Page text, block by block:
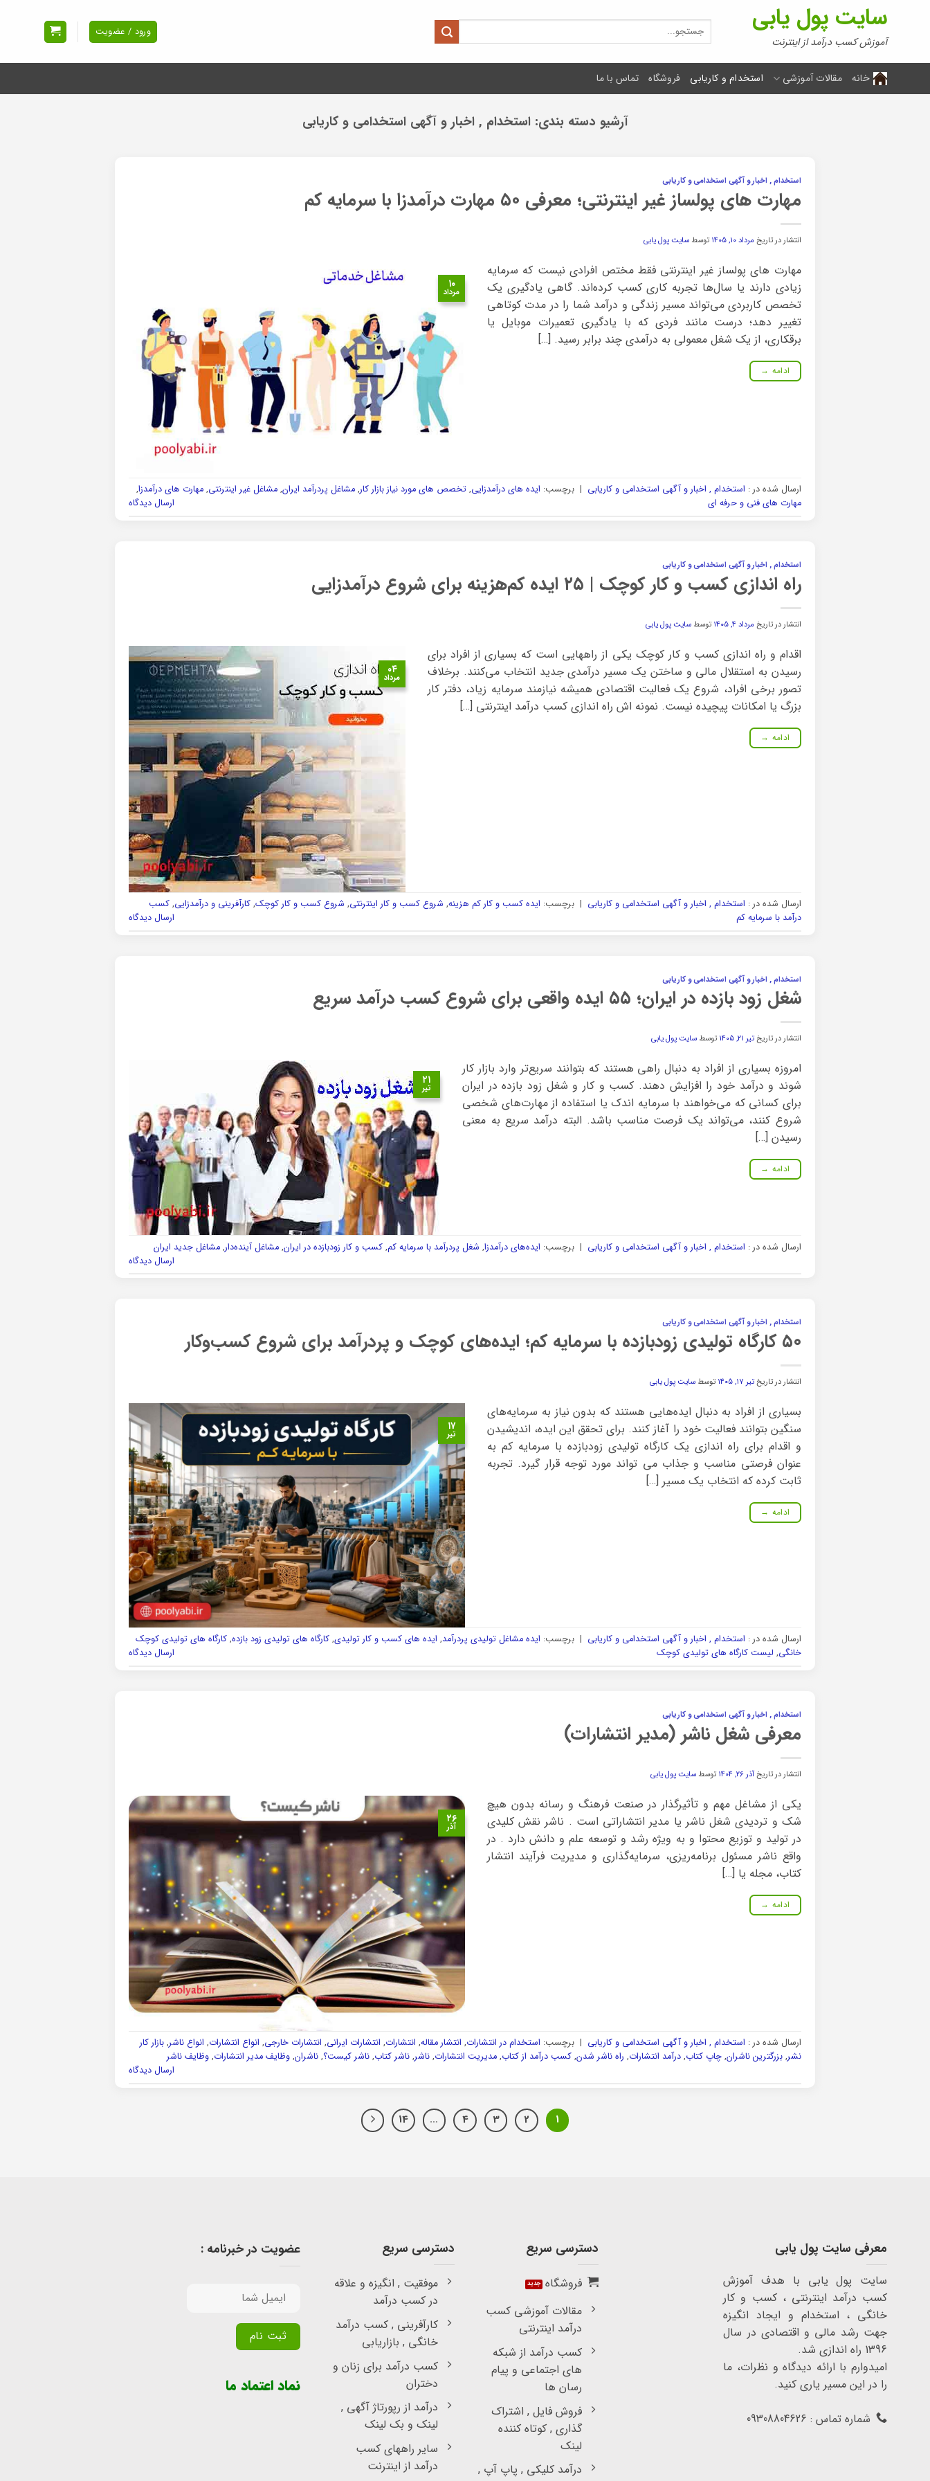
سایت پول یابی
آموزش کسب درآمد از اینترنت
جستجو
برای:
ورود / عضویت
خانه مقالات آموزشی استخدام و کاریابی فروشگاه تماس با ما
آرشیو دسته بندی: استخدام , اخبار و آگهی استخدامی و کاریابی
استخدام , اخبار و آگهی استخدامی و کاریابی
مهارت های پولساز غیر اینترنتی؛ معرفی ۵۰ مهارت درآمدزا با سرمایه کم
انتشار در تاریخ مرداد ۱۰, ۱۴۰۵ توسطسایت پول یابی
۱۰
مرداد
مهارت های پولساز غیر اینترنتی فقط مختص افرادی نیست که سرمایه
زیادی دارند یا سال‌ها تجربه کاری کسب کرده‌اند. گاهی یادگیری یک
تخصص کاربردی می‌تواند مسیر زندگی و درآمد شما را در مدت کوتاهی
تغییر دهد؛ درست مانند فردی که با یادگیری تعمیرات موبایل یا
برقکاری، از یک شغل معمولی به درآمدی چند برابر رسید. […]
ادامه →
ارسال شده در : استخدام , اخبار و آگهی استخدامی و کاریابی | برچسب: ایده های درآمدزایی,تخصص های مورد نیاز بازار کار,مشاغل پردرآمد ایران,مشاغل غیر اینترنتی,مهارت های درآمدزا,
مهارت های فنی و حرفه ای
ارسال دیدگاه
استخدام , اخبار و آگهی استخدامی و کاریابی
راه اندازی کسب و کار کوچک | ۲۵ ایده کم‌هزینه برای شروع درآمدزایی
انتشار در تاریخ مرداد ۴, ۱۴۰۵ توسطسایت پول یابی
۰۴
مرداد
اقدام و راه اندازی کسب و کار کوچک یکی از راههایی است که بسیاری از افراد برای
رسیدن به استقلال مالی و ساختن یک مسیر درآمدی جدید انتخاب می‌کنند. برخلاف
تصور برخی افراد، شروع یک فعالیت اقتصادی همیشه نیازمند سرمایه زیاد، دفتر کار
بزرگ یا امکانات پیچیده نیست. نمونه اش راه اندازی کسب درآمد اینترنتی […]
ادامه →
ارسال شده در : استخدام , اخبار و آگهی استخدامی و کاریابی | برچسب: ایده کسب و کار کم هزینه, شروع کسب و کار اینترنتی, شروع کسب و کار کوچک,کارآفرینی و درآمدزایی,کسب
درآمد با سرمایه کم
ارسال دیدگاه
استخدام , اخبار و آگهی استخدامی و کاریابی
شغل زود بازده در ایران؛ ۵۵ ایده واقعی برای شروع کسب درآمد سریع
انتشار در تاریختیر ۲۱, ۱۴۰۵ توسطسایت پول یابی
۲۱
تیر
امروزه بسیاری از افراد به دنبال راهی هستند که بتوانند سریع‌تر وارد بازار کار
شوند و درآمد خود را افزایش دهند. کسب و کار و شغل زود بازده در ایران
برای کسانی که می‌خواهند با سرمایه اندک یا استفاده از مهارت‌های شخصی
شروع کنند، می‌تواند یک فرصت مناسب باشد. البته درآمد سریع به معنی
رسیدن […]
ادامه →
ارسال شده در : استخدام , اخبار و آگهی استخدامی و کاریابی | برچسب: ایده‌های درآمدزا, شغل پردرآمد با سرمایه کم,کسب و کار زودبازده در ایران,مشاغل آینده‌دار,مشاغل جدید ایران
ارسال دیدگاه
استخدام , اخبار و آگهی استخدامی و کاریابی
۵۰ کارگاه تولیدی زودبازده با سرمایه کم؛ ایده‌های کوچک و پردرآمد برای شروع کسب‌وکار
انتشار در تاریختیر ۱۷, ۱۴۰۵ توسطسایت پول یابی
۱۷
تیر
بسیاری از افراد به دنبال ایده‌هایی هستند که بدون نیاز به سرمایه‌های
سنگین بتوانند فعالیت خود را آغاز کنند. برای تحقق این ایده، اندیشیدن
و اقدام برای راه اندازی یک کارگاه تولیدی زودبازده با سرمایه کم به
عنوان فرصتی مناسب و جذاب می تواند مورد توجه قرار گیرد. تجربه
ثابت کرده که انتخاب یک مسیر […]
ادامه →
ارسال شده در : استخدام , اخبار و آگهی استخدامی و کاریابی | برچسب: ایده مشاغل تولیدی پردرآمد, ایده های کسب و کار تولیدی,کارگاه های تولیدی زود بازده,کارگاه های تولیدی کوچک
خانگی, لیست کارگاه های تولیدی کوچک ارسال دیدگاه
استخدام , اخبار و آگهی استخدامی و کاریابی
معرفی شغل ناشر (مدیر انتشارات)
انتشار در تاریخآذر ۲۶, ۱۴۰۴ توسطسایت پول یابی
۲۶
آذر
یکی از مشاغل مهم و تأثیرگذار در صنعت فرهنگ و رسانه بدون هیچ
شک و تردیدی شغل ناشر یا مدیر انتشاراتی است . ناشر نقش کلیدی
در تولید و توزیع محتوا و به ویژه رشد و توسعه علم و دانش دارد . در
واقع ناشر مسئول برنامه‌ریزی، سرمایه‌گذاری و مدیریت فرآیند انتشار
کتاب، مجله یا […]
ادامه →
ارسال شده در : استخدام , اخبار و آگهی استخدامی و کاریابی | برچسب: استخدام در انتشارات, انتشار مقاله, انتشارات, انتشارات ایرانی, انتشارات خارجی, انواع انتشارات, انواع ناشر,بازار کار
نشر,بزرگترین ناشران,چاپ کتاب,درآمد انتشارات, راه ناشر شدن,کسب درآمد از کتاب,مدیریت انتشارات,ناشر,ناشر کتاب,ناشر کیست؟,ناشران,وظایف مدیر انتشارات,وظایف ناشر
ارسال دیدگاه
1
2
3
4
…
14
معرفی سایت پول یابی
سایت پول یابی با هدف آموزش
کسب درآمد اینترنتی ، کسب و کار
خانگی ، استخدام و ایجاد انگیزه
جهت رشد مالی و اقتصادی در سال
1396 راه اندازی شد.
امیدوارم با ارائه دیدگاه و نظرات، ما
را در این مسیر یاری کنید.
شماره تماس : 09308804626
دسترسی سریع
فروشگاه
مقالات آموزشی کسب
درآمد اینترنتی
کسب درآمد از شبکه
های اجتماعی و پیام
رسان ها
فروش فایل , اشتراک
گذاری , کوتاه کننده
لینک
درآمد کلیکی , پاپ آپ ,
دسترسی سریع
موفقیت , انگیزه و علاقه
در کسب درآمد
کارآفرینی , کسب درآمد
خانگی , بازاریابی
کسب درآمد برای زنان و
دختران
درآمد از رپورتاژ آگهی ,
لینک و بک لینک
سایر راههای کسب
درآمد از اینترنت
عضویت در خبرنامه :
نماد اعتماد ما